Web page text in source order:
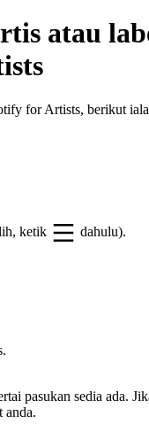
atau
for Artists, berikut
ketik
dahulu).
pasukan sedia ada.
anda.